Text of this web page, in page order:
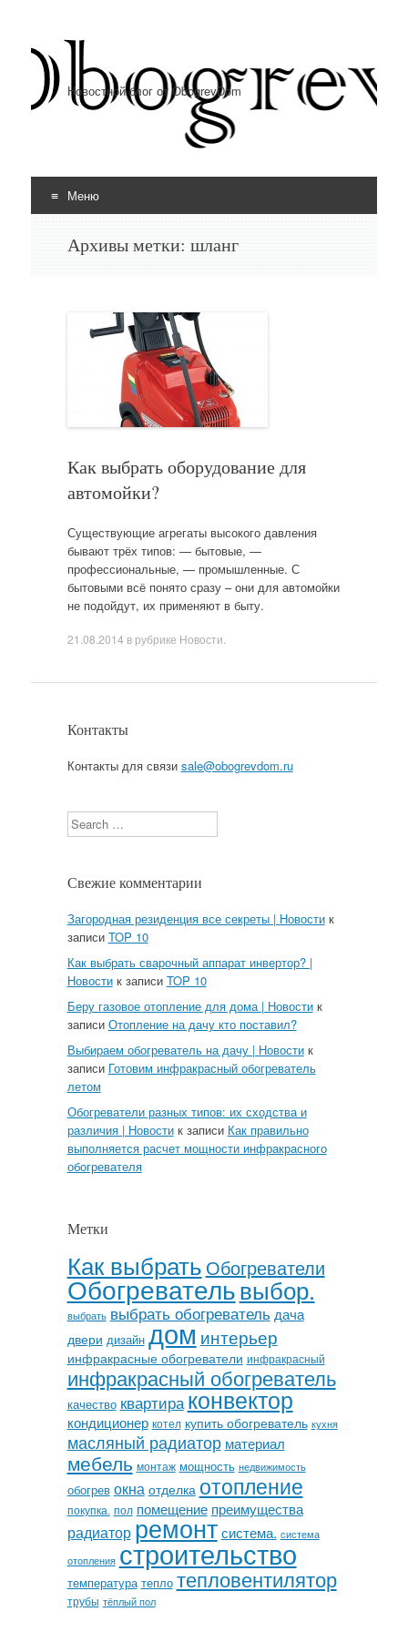
Новостной блог от ObogrevDom
Меню
Архивы метки: шланг
Как выбрать оборудование для
автомойки?
Существующие агрегаты высокого давления
бывают трёх типов: — бытовые, —
профессиональные, — промышленные. С
бытовыми всё понято сразу – они для автомойки
не подойдут, их применяют в быту.
21.08.2014 в рубрике Новости
Контакты
Контакты для связи sale@obogrevdom.ru
Search
Свежие комментарии
Загородная резиденция все секреты | Новостик
записи TOP 10
Как выбрать сварочный аппарат инвертор? |
Новостик записи TOP 10
Беру газовое отопление для дома | Новостик
записи Отопление на дачу кто поставил?
Выбираем обогреватель на дачу | Новостик
записи Готовим инфракрасный обогреватель
летом
Обогреватели разных типов: их сходства и
различия | Новостик записи Как правильно
выполняется расчет мощности инфракрасного
обогревателя
Метки
Как выбрать Обогреватели
Обогревательвыбор.
выбрать выбрать обогреватель дача
двери дизайн дом интерьер
инфракрасные обогреватели инфракрасный
инфракрасный обогреватель
качество квартираконвектор
кондиционер котел купить обогреватель кухня
масляный радиатор материал
мебель монтаж мощность недвижимость
обогрев окна отделка отопление
покупка. пол помещение преимущества
радиатор ремонт система. система
отопления строительство
температура тепло тепловентилятор
трубы тёплый пол